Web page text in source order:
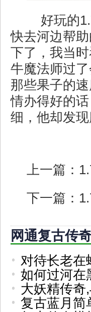
好玩的
快去河边帮
下了，我当
牛魔法师过
那些果子的
情办得好的
细，他却发
上一篇：
下一篇：
网通复古传
对待长老在
如何过河在
大妖精传奇
复古蓝月简